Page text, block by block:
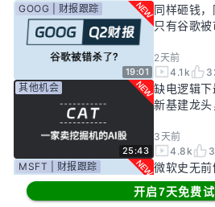
19:01
GOOG | 财报跟踪
同样砸钱
只有谷歌
2天前
4.1k
25:43
其他机会
缺电逻辑
新基建龙
3天前
4.8k
MSFT | 财报跟踪
微软史无
头终于准
开启7天免费试